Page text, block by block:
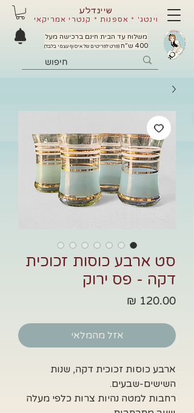
שיינדלע
וינטג' * אספנות * קנטרי אמריקאי
משלוח עד הבית חינם ברכישה מעל
400 ש"ח
(פרט לפריטים של איסוף עצמי בלבד)
סט ארבע כוסות זכוכית
דקה - פס ירוק
אזל מהמלאי
ארבע כוסות זכוכית דקה, שנות
השישים-שבעים.
רחבות למטה נהיות צרות כלפי מעלה